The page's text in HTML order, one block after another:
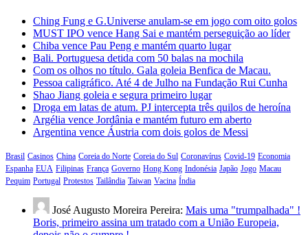
Ching Fung e G.Universe anulam-se em jogo com oito golos
MUST IPO vence Hang Sai e mantém perseguição ao líder
Chiba vence Pau Peng e mantém quarto lugar
Bali. Portuguesa detida com 50 balas na mochila
Com os olhos no título. Gala goleia Benfica de Macau.
Pessoa caligráfico. Até 4 de Julho na Fundação Rui Cunha
Shao Jiang goleia e segura primeiro lugar
Droga em latas de atum. PJ intercepta três quilos de heroína
Argélia vence Jordânia e mantém futuro em aberto
Argentina vence Áustria com dois golos de Messi
Brasil Casinos China Coreia do Norte Coreia do Sul Coronavírus Covid-19 Economia
Espanha EUA Filipinas França Governo Hong Kong Indonésia Japão Jogo Macau
Pequim Portugal Protestos Tailândia Taiwan Vacina Índia
José Augusto Moreira Pereira: Mais uma "trumpalhada" !
Boris, primeiro assina um tratado com a União Europeia,